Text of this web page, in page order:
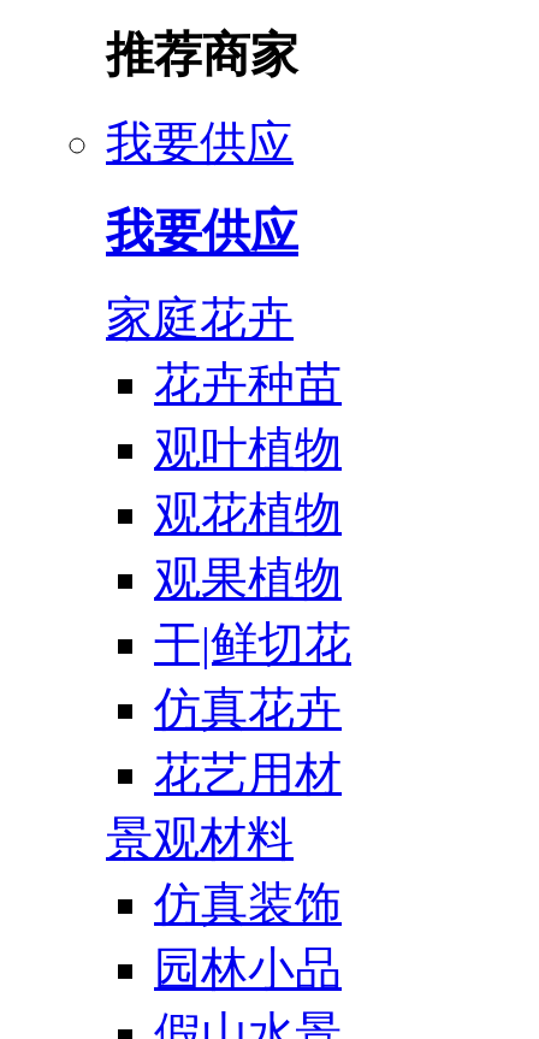
推荐商家
我要供应
我要供应
家庭花卉
花卉种苗
观叶植物
观花植物
观果植物
干|鲜切花
仿真花卉
花艺用材
景观材料
仿真装饰
园林小品